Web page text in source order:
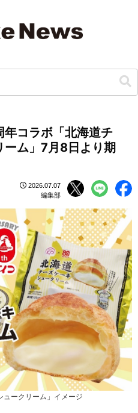
年コラボ「北海道チ
ーム」7月8日より期
2026.07.07
編集部
ュークリーム」イメージ